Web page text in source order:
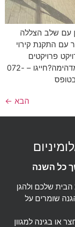
שלב הצללה
עם התקנת קירוי
נוספים רוצים לקבל הצעת מחיר לפרגולה מדהימה?חייגו – 072-
הבא←
השנה
שלכם ולהגן
על
למגוון